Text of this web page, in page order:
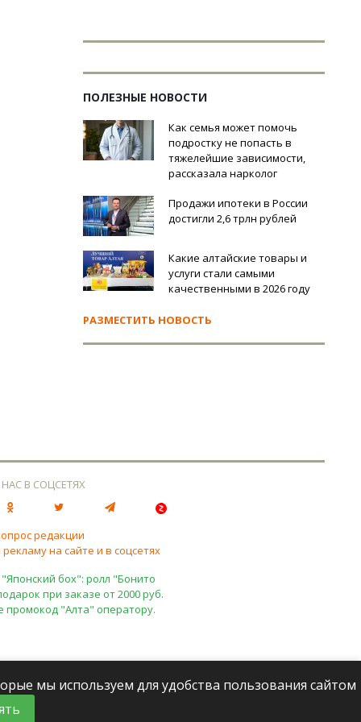
ПОЛЕЗНЫЕ НОВОСТИ
Как семья может помочь
подростку не попасть в
тяжелейшие зависимости,
рассказала нарколог
Продажи ипотеки в России
достигли 2,6 трлн рублей
Какие алтайские товары и
услуги стали самыми
качественными в 2026 году
РАЗМЕСТИТЬ НОВОСТЬ
В СОЦСЕТЯХ
редакции
на сайте и в соцсетях
бох": ролл "Бонито
при заказе от 2000 руб.
промокод "Алта" оператору.
мы используем для удобства пользования сайтом